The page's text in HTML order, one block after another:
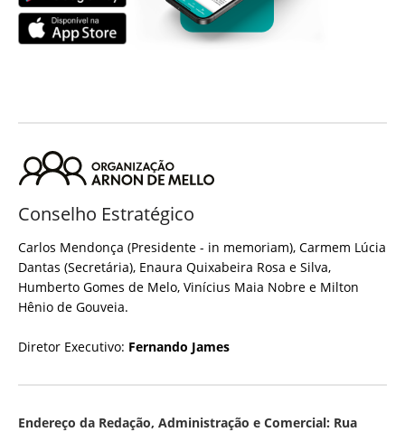
Conselho Estratégico
Carlos Mendonça (Presidente - in memoriam), Carmem Lúcia
Dantas (Secretária), Enaura Quixabeira Rosa e Silva,
Humberto Gomes de Melo, Vinícius Maia Nobre e Milton
Hênio de Gouveia.
Diretor Executivo: Fernando James
Endereço da Redação, Administração e Comercial: Rua